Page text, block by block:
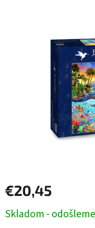
€20,45
cena:
Skladom -